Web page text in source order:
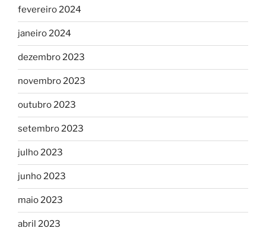
fevereiro 2024
janeiro 2024
dezembro 2023
novembro 2023
outubro 2023
setembro 2023
julho 2023
junho 2023
maio 2023
abril 2023